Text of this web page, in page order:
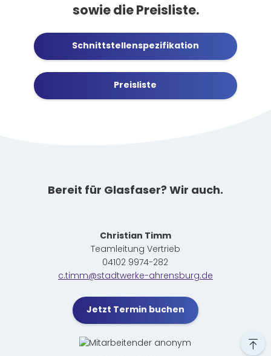
sowie die Preisliste.
Schnittstellenspezifikation
Preisliste
Bereit für Glasfaser? Wir auch.
Christian Timm
Teamleitung Vertrieb
04102 9974-282
c.timm@stadtwerke-ahrensburg.de
Jetzt Termin buchen